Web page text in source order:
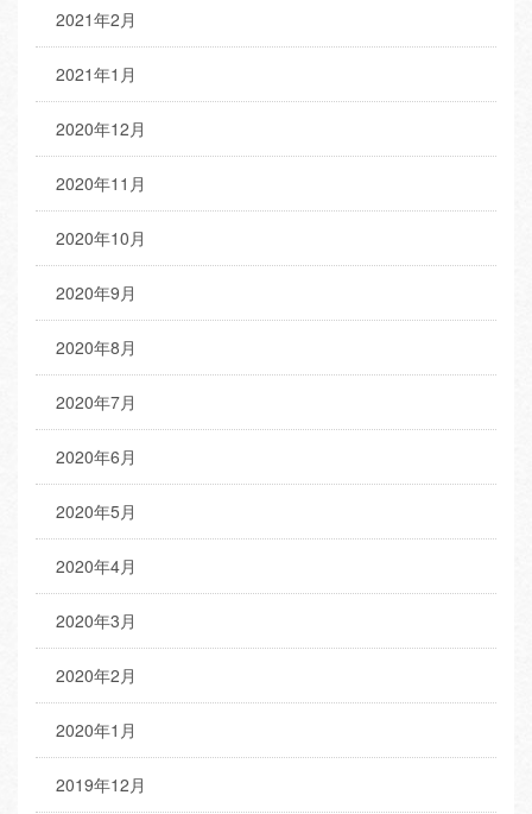
2021年2月
2021年1月
2020年12月
2020年11月
2020年10月
2020年9月
2020年8月
2020年7月
2020年6月
2020年5月
2020年4月
2020年3月
2020年2月
2020年1月
2019年12月